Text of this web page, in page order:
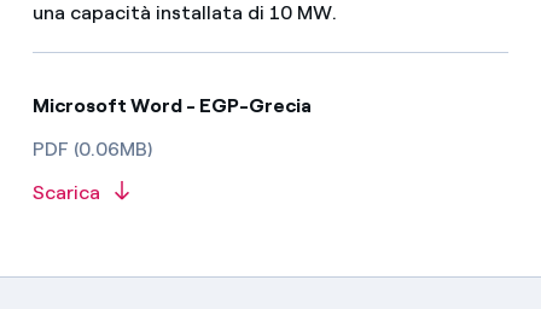
una capacità installata di 10 MW.
Microsoft Word - EGP-Grecia
PDF (0.06MB)
Scarica